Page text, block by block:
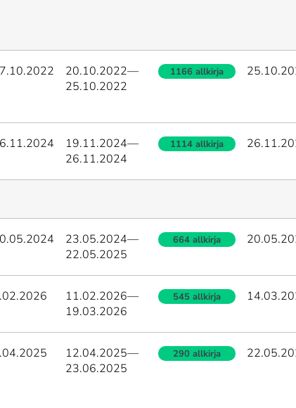
20.10.2022—
25.10.2022
1166 allkirja
19.11.2024—
26.11.2024
1114 allkirja
23.05.2024—
22.05.2025
664 allkirja
11.02.2026—
19.03.2026
545 allkirja
12.04.2025—
23.06.2025
290 allkirja